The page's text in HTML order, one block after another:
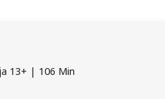
13+ | 106 Min